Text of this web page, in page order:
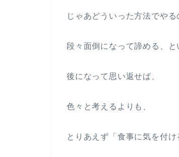
じゃあどういった方法でや
段々面倒になって諦める、
後になって思い返せば、
色々と考えるよりも、
とりあえず「食事に気を付